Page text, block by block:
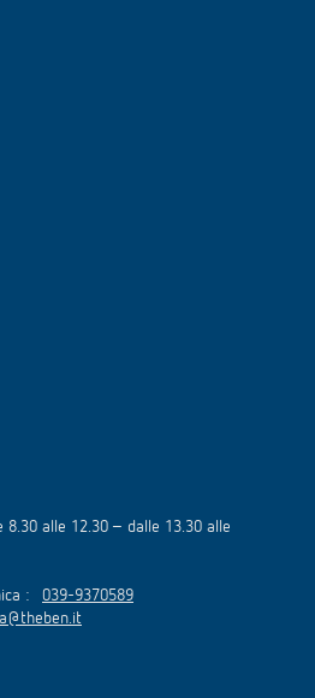
8.30 alle 12.30 – dalle 13.30 alle
: 039-9370589